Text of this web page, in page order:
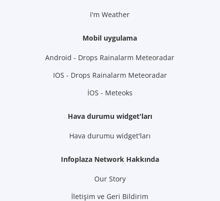
I'm Weather
Mobil uygulama
Android - Drops Rainalarm Meteoradar
IOS - Drops Rainalarm Meteoradar
İOS - Meteoks
Hava durumu widget'ları
Hava durumu widget'ları
Infoplaza Network Hakkında
Our Story
İletişim ve Geri Bildirim